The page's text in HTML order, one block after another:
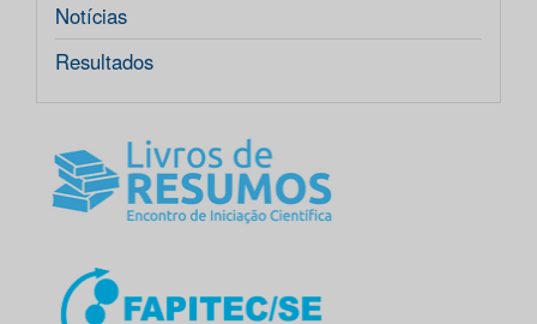
Notícias
Resultados